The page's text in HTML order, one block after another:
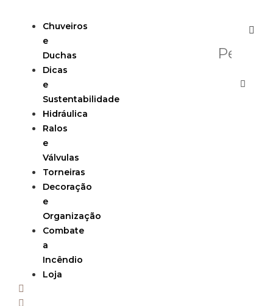
Chuveiros
e
Duchas
Dicas
e
Sustentabilidade
Hidráulica
Ralos
e
Válvulas
Torneiras
Decoração
e
Organização
Combate
a
Incêndio
Loja